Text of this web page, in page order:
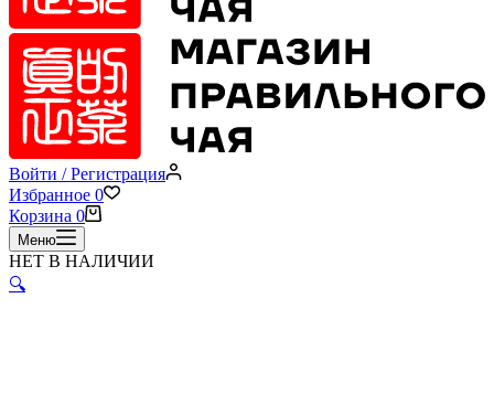
Войти / Регистрация
Избранное 0
Корзина 0
Меню
НЕТ В НАЛИЧИИ
🔍